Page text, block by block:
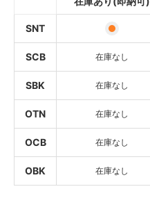
SNT
SCB 在庫なし
SBK 在庫なし
OTN 在庫なし
OCB 在庫なし
OBK 在庫なし